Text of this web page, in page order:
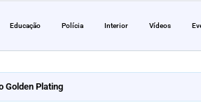
Educação Polícia Interior Vídeos
Golden Plating